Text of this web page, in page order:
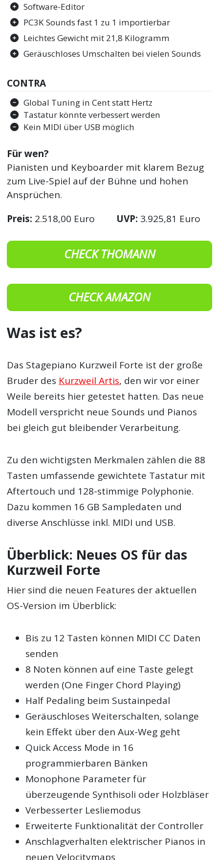
Software-Editor
PC3K Sounds fast 1 zu 1 importierbar
Leichtes Gewicht mit 21,8 Kilogramm
Geräuschloses Umschalten bei vielen Sounds
CONTRA
Global Tuning in Cent statt Hertz
Tastatur könnte verbessert werden
Kein MIDI über USB möglich
Für wen?
Pianisten und Keyboarder mit klarem Bezug
zum Live-Spiel auf der Bühne und hohen
Ansprüchen.
Preis: 2.518,00 Euro UVP: 3.925,81 Euro
CHECK THOMANN
CHECK AMAZON
Was ist es?
Das Stagepiano Kurzweil Forte ist der große
Bruder des Kurzweil Artis, den wir vor einer
Weile bereits hier getestet hatten. Das neue
Modell verspricht neue Sounds und Pianos
bei gleich gut bleibender Verarbeitung.
Zu den wichtigsten Merkmalen zählen die 88
Tasten umfassende gewichtete Tastatur mit
Aftertouch und 128-stimmige Polyphonie.
Dazu kommen 16 GB Sampledaten und
diverse Anschlüsse inkl. MIDI und USB.
Überblick: Neues OS für das
Kurzweil Forte
Hier sind die neuen Features der aktuellen
OS-Version im Überblick:
Bis zu 12 Tasten können MIDI CC Daten
senden
8 Noten können auf eine Taste gelegt
werden (One Finger Chord Playing)
Half Pedaling beim Sustainpedal
Geräuschloses Weiterschalten, solange
kein Effekt über den Aux-Weg geht
Quick Access Mode in 16
programmierbaren Bänken
Monophone Parameter für
überzeugende Synthisoli oder Holzbläser
Verbesserter Lesliemodus
Erweiterte Funktionalität der Controller
Anschlagverhalten elektrischer Pianos in
neuen Velocitymaps